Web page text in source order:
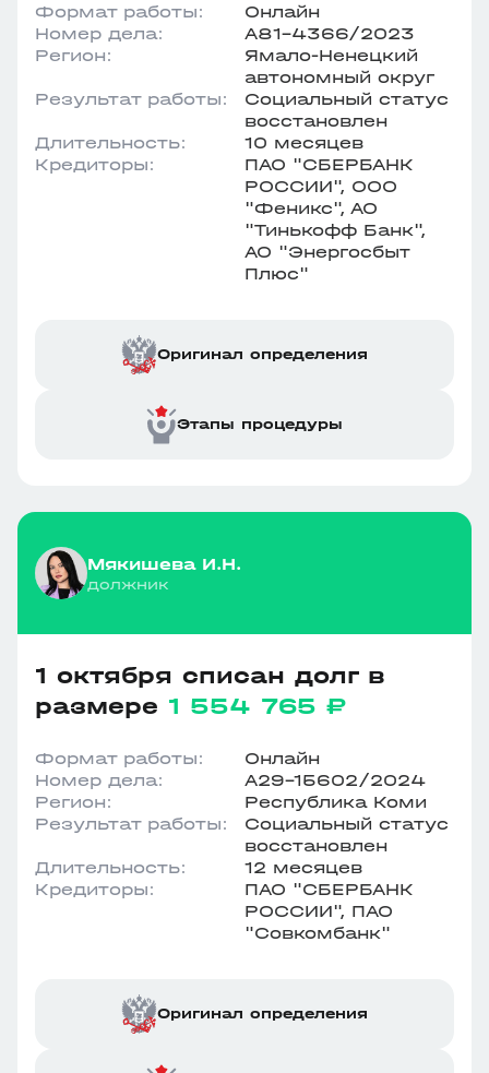
Формат работы:
Онлайн
Номер дела:
А81-4366/2023
Регион:
Ямало-Ненецкий
автономный округ
Результат работы:
Социальный статус
восстановлен
Длительность:
10 месяцев
Кредиторы:
ПАО "СБЕРБАНК
РОССИИ", ООО
"Феникс", АО
"Тинькофф Банк",
АО "Энергосбыт
Плюс"
Оригинал определения
Этапы процедуры
Мякишева И.Н.
должник
1 октября списан долг в
размере 1 554 765 ₽
Формат работы:
Онлайн
Номер дела:
А29-15602/2024
Регион:
Республика Коми
Результат работы:
Социальный статус
восстановлен
Длительность:
12 месяцев
Кредиторы:
ПАО "СБЕРБАНК
РОССИИ", ПАО
"Совкомбанк"
Оригинал определения